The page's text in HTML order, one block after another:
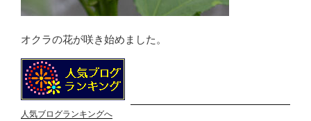
オクラの花が咲き始めました。
人気ブログランキングへ